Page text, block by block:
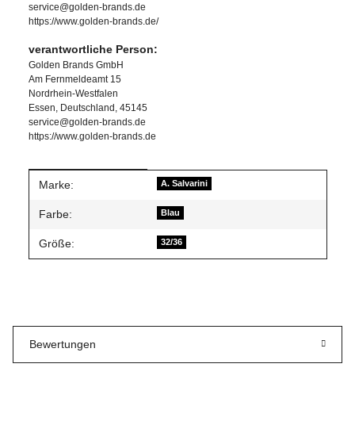
service@golden-brands.de
https://www.golden-brands.de/
verantwortliche Person:
Golden Brands GmbH
Am Fernmeldeamt 15
Nordrhein-Westfalen
Essen, Deutschland, 45145
service@golden-brands.de
https://www.golden-brands.de
Produkteigenschaft
Wert
Marke: A. Salvarini
Farbe: Blau
Größe: 32/36
Bewertungen